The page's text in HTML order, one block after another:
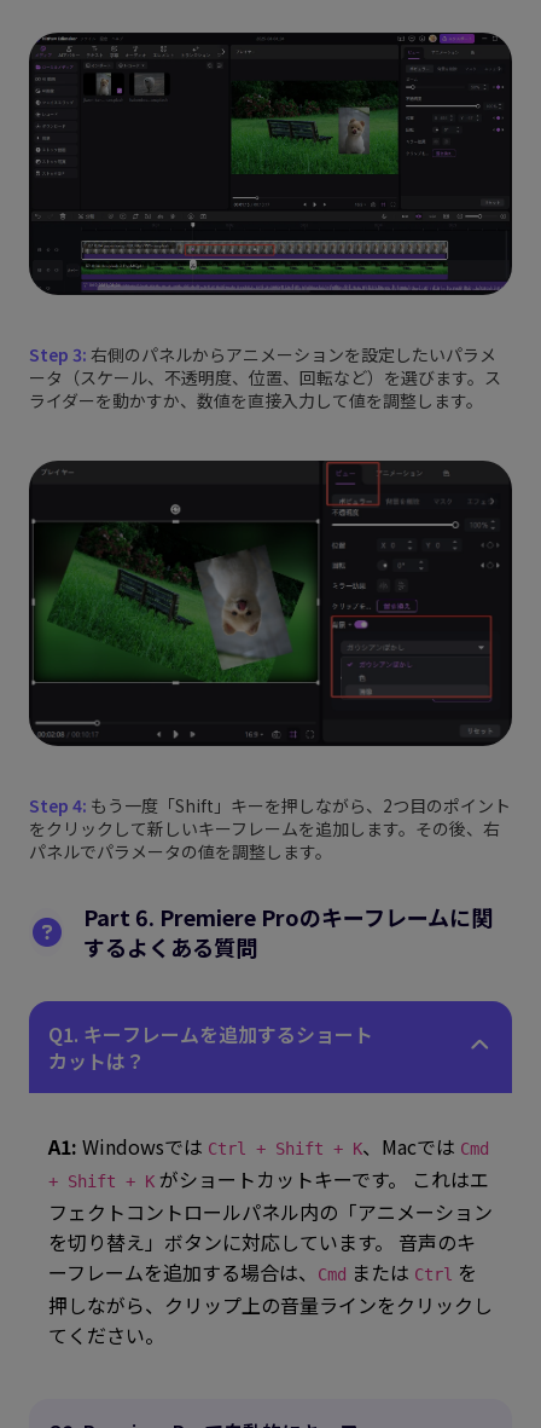
Step 3: 右側のパネルからアニメーションを設定したいパラメ
ータ（スケール、不透明度、位置、回転など）を選びます。ス
ライダーを動かすか、数値を直接入力して値を調整します。
Step 4: もう一度「Shift」キーを押しながら、2つ目のポイント
をクリックして新しいキーフレームを追加します。その後、右
パネルでパラメータの値を調整します。
Part 6. Premiere Proのキーフレームに関
するよくある質問
Q1. キーフレームを追加するショート
カットは？
A1: Windowsでは Ctrl + Shift + K、Macでは Cmd
+ Shift + K がショートカットキーです。 これはエ
フェクトコントロールパネル内の「アニメーション
を切り替え」ボタンに対応しています。 音声のキ
ーフレームを追加する場合は、
Cmd または Ctrl を
押しながら、クリップ上の音量ラインをクリックし
てください。